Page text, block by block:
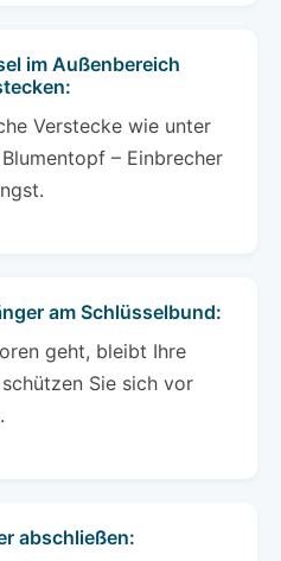
im Außenbereich
Verstecke wie unter
– Einbrecher
am Schlüsselbund:
geht, bleibt Ihre
Sie sich vor
abschließen: